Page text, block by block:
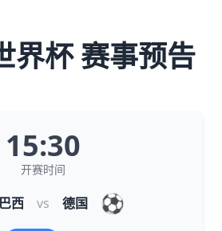
界杯 赛事预告
15:30
开赛时间
巴西 vs 德国 ⚽